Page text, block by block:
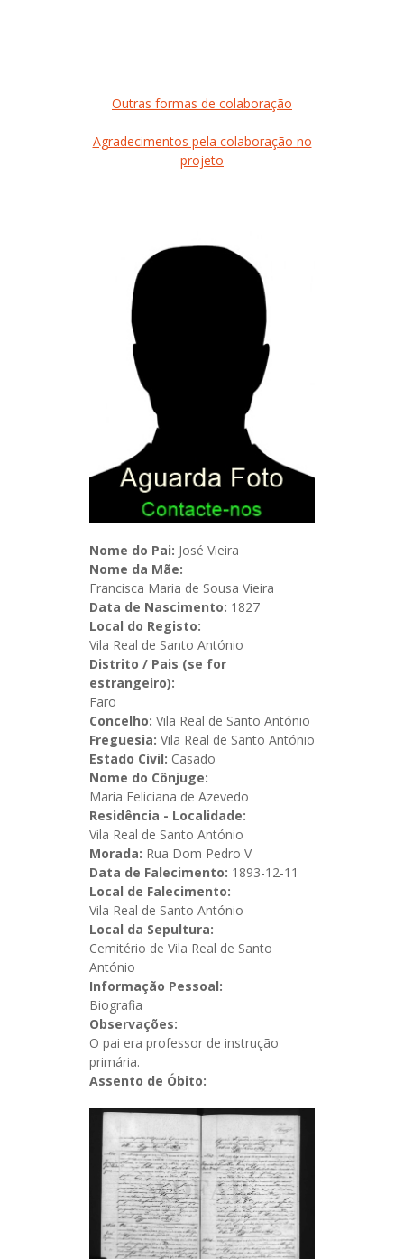
Outras formas de colaboração
Agradecimentos pela colaboração no
projeto
Nome do Pai: José Vieira
Nome da Mãe:
Francisca Maria de Sousa Vieira
Data de Nascimento: 1827
Local do Registo:
Vila Real de Santo António
Distrito / Pais (se for
estrangeiro):
Faro
Concelho: Vila Real de Santo António
Freguesia: Vila Real de Santo António
Estado Civil: Casado
Nome do Cônjuge:
Maria Feliciana de Azevedo
Residência - Localidade:
Vila Real de Santo António
Morada: Rua Dom Pedro V
Data de Falecimento: 1893-12-11
Local de Falecimento:
Vila Real de Santo António
Local da Sepultura:
Cemitério de Vila Real de Santo
António
Informação Pessoal:
Biografia
Observações:
O pai era professor de instrução
primária.
Assento de Óbito: